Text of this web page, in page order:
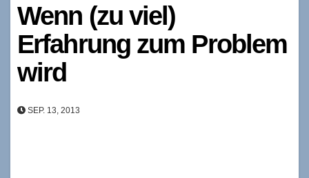
Wenn (zu viel)
Erfahrung zum Problem
wird
SEP. 13, 2013